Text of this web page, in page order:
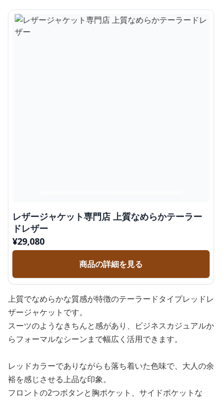
レザージャケット専門店 上質なめらかテーラー
ドレザー
¥29,080
商品の詳細を見る
上質でなめらかな質感が特徴のテーラードタイプレッドレ
ザージャケットです。
スーツのようなきちんと感があり、ビジネスカジュアルか
らフォーマルなシーンまで幅広く活用できます。
レッドカラーでありながらも落ち着いた色味で、大人の余
裕を感じさせる上品な印象。
フロントの2つボタンと胸ポケット、サイドポケットな